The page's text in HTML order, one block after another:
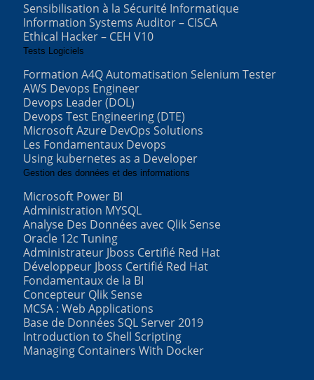
Sensibilisation à la Sécurité Informatique
Information Systems Auditor – CISCA
Ethical Hacker – CEH V10
Tests Logiciels
Formation A4Q Automatisation Selenium Tester
AWS Devops Engineer
Devops Leader (DOL)
Devops Test Engineering (DTE)
Microsoft Azure DevOps Solutions
Les Fondamentaux Devops
Using kubernetes as a Developer
Gestion des données et des informations
Microsoft Power BI
Administration MYSQL
Analyse Des Données avec Qlik Sense
Oracle 12c Tuning
Administrateur Jboss Certifié Red Hat
Développeur Jboss Certifié Red Hat
Fondamentaux de la BI
Concepteur Qlik Sense
MCSA : Web Applications
Base de Données SQL Server 2019
Introduction to Shell Scripting
Managing Containers With Docker